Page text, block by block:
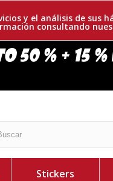
y el análisis de sus
consultando
Stickers